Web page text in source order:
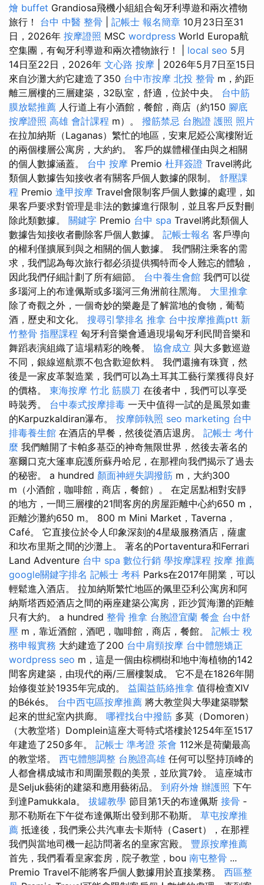
燴 buffet Grandiosa飛機小組組合匈牙利導遊和兩次禮物
旅行！ 台中 中醫 整骨 記帳士 報名簡章 10月23日至31
日，2026年 按摩證照 MSC wordpress World Europa航
空集團，有匈牙利導遊和兩次禮物旅行！ | local seo 5月
14日至22日，2026年 文心路 按摩 | 2026年5月7日至15日
來自沙灘大約它建造了350 台中市按摩 北投 整骨 m，約距
離三層樓的三層建築，32臥室，舒適，位於中央。 台中筋
膜放鬆推薦 人行道上有小酒館，餐館，商店（約150 腳底
按摩證照 高雄 會計課程 m）。 撥筋禁忌 台胞證 護照 照片
在拉加納斯（Laganas）繁忙的地區，安東尼婭公寓樓附近
的兩個樓層公寓房，大約約。 客戶的媒體權僅由與之相關
的個人數據涵蓋。 台中 按摩 Premio 杜拜簽證 Travel將此
類個人數據告知接收者有關客戶個人數據的限制。 舒壓課
程 Premio 逢甲按摩 Travel會限制客戶個人數據的處理，如
果客戶要求對管理是非法的數據進行限制，並且客戶反對刪
除此類數據。 關鍵字 Premio 台中 spa Travel將此類個人
數據告知接收者刪除客戶個人數據。 記帳士報名 客戶導向
的權利僅擴展到與之相關的個人數據。 我們關注乘客的需
求，我們認為每次旅行都必須提供獨特而令人難忘的體驗，
因此我們仔細計劃了所有細節。 台中養生會館 我們可以從
多瑙河上的布達佩斯或多瑙河三角洲前往黑海。 大里推拿
除了奇觀之外，一個奇妙的樂趣是了解當地的食物，葡萄
酒，歷史和文化。 搜尋引擎排名 推拿 台中按摩推薦ptt 新
竹整骨 指壓課程 匈牙利音樂會通過現場匈牙利民間音樂和
舞蹈表演組織了這場精彩的晚餐。 協會成立 與大多數巡遊
不同，銀線巡航票不包含歡迎飲料。 我們還擁有珠寶，然
後是一家皮革製造業，我們可以為土耳其工藝行業獲得良好
的價格。 東海按摩 竹北 筋膜刀 在後者中，我們可以享受
時裝秀。 台中泰式按摩排毒 一天中值得一試的是風景如畫
的Karpuzkaldiran瀑布。 按摩師執照 seo marketing 台中
排毒養生館 在酒店的早餐，然後從酒店退房。 記帳士 考什
麼 我們離開了卡帕多基亞的神奇無限世界，然後去著名的
塞爾口克大篷車庇護所蘇丹哈尼，在那裡向我們揭示了過去
的秘密。 a hundred 顏面神經失調撥筋 m，大約300
m（小酒館，咖啡館，商店，餐館）。 在定居點​​相對安靜
的地方，一間三層樓的21間客房的房屋距離中心約650 m，
距離沙灘約650 m。 800 m Mini Market，Taverna，
Café。 它直接位於令人印象深刻的4星級服務酒店，薩盧
和坎布里斯之間的沙灘上。 著名的Portaventura和Ferrari
Land Adventure 台中 spa 數位行銷 學按摩課程 按摩 推薦
google關鍵字排名 記帳士 考科 Parks在2017年開業，可以
輕鬆進入酒店。 拉加納斯繁忙地區的佩里亞利公寓房和阿
納斯塔西婭酒店之間的兩座建築公寓房，距沙質海灘的距離
只有大約。 a hundred 整骨 推拿 台胞證宜蘭 餐盒 台中舒
壓 m，靠近酒館，酒吧，咖啡館，商店，餐館。 記帳士 稅
務申報實務 大約建造了200 台中肩頸按摩 台中體態矯正
wordpress seo m，這是一個由棕櫚樹和地中海植物的142
間客房建築，由現代的兩/三層樓製成。 它不是在1826年開
始修復並於1935年完成的。 益園益筋絡推拿 值得檢查XIV
的Békés。 台中西屯區按摩推薦 將大教堂與大學建築聯繫
起來的世紀室內拱廊。 哪裡找台中撥筋 多莫（Domoren）
（大教堂塔）Domplein這座大哥特式塔樓於1254年至1517
年建造了250多年。 記帳士 準考證 茶會 112米是荷蘭最高
的教堂塔。 西屯體態調整 台胞證高雄 任何可以堅持頂峰的
人都會構成城市和周圍景觀的美景，並欣賞7鈴。 這座城市
是Seljuk藝術的建築和應用藝術品。 到府外燴 辦護照 下午
到達Pamukkala。 拔罐教學 節目第1天的布達佩斯 接骨 -
那不勒斯在下午從布達佩斯出發到那不勒斯。 草屯按摩推
薦 抵達後，我們乘公共汽車去卡斯特（Casert），在那裡
我們與當地司機一起訪問著名的皇家宮殿。 豐原按摩推薦
首先，我們看看皇家套房，院子教堂，bou 南屯整骨 ...
Premio Travel不能將客戶個人數據用於直接業務。 西區整